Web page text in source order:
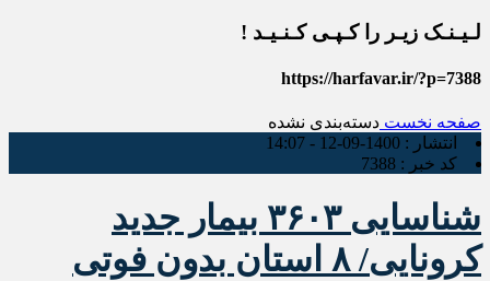
لـیـنـک زیـر را کـپـی کـنـیـد !
https://harfavar.ir/?p=7388
صفحه نخست دسته‌بندی نشده
انتشار : 1400-09-12 - 14:07
کد خبر : 7388
شناسایی ۳۶۰۳ بیمار جدید
کرونایی/ ۸ استان بدون فوتی